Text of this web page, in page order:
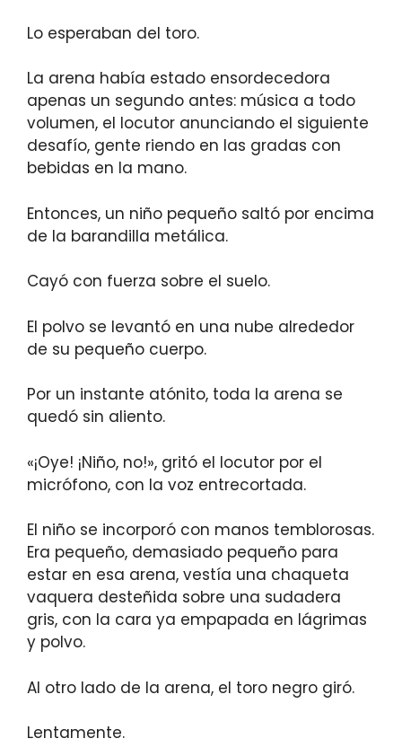
Lo esperaban del toro.
La arena había estado ensordecedora
apenas un segundo antes: música a todo
volumen, el locutor anunciando el siguiente
desafío, gente riendo en las gradas con
bebidas en la mano.
Entonces, un niño pequeño saltó por encima
de la barandilla metálica.
Cayó con fuerza sobre el suelo.
El polvo se levantó en una nube alrededor
de su pequeño cuerpo.
Por un instante atónito, toda la arena se
quedó sin aliento.
«¡Oye! ¡Niño, no!», gritó el locutor por el
micrófono, con la voz entrecortada.
El niño se incorporó con manos temblorosas.
Era pequeño, demasiado pequeño para
estar en esa arena, vestía una chaqueta
vaquera desteñida sobre una sudadera
gris, con la cara ya empapada en lágrimas
y polvo.
Al otro lado de la arena, el toro negro giró.
Lentamente.